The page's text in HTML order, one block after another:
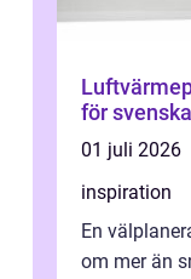
Luftvärmepump smart
för
01 juli 2026
inspiration
En
om mer än